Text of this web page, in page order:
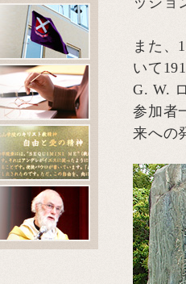
また、
いて
G. W.
参加者
来への